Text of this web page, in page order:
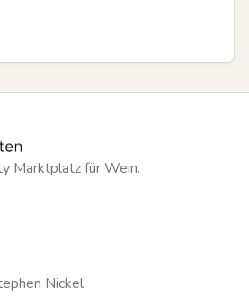
Marktplatz für Wein.
Nickel